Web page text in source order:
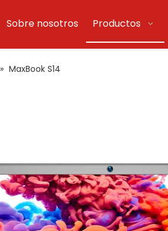
Sobre nosotros Productos
» MaxBook S14